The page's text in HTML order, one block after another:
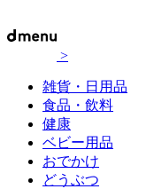
>
雑貨・日用品
食品・飲料
健康
ベビー用品
おでかけ
どうぶつ